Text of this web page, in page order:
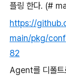
플링 한다. (#
https://
main/pkg/
82
Agent를 디폴트